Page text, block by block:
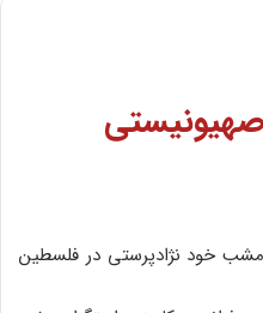
صهیونیستی
خود ن‍ژادپرستی در فلسطین